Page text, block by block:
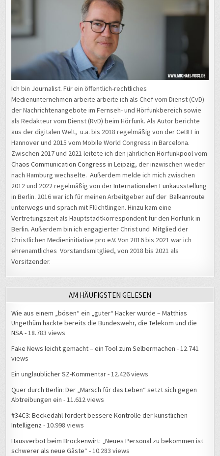
Ich bin Journalist. Für ein öffentlich-rechtliches
Medienunternehmen arbeite arbeite ich als Chef vom Dienst (CvD)
der Nachrichtenangebote im Fernseh- und Hörfunkbereich sowie
als Redakteur vom Dienst (RvD) beim Hörfunk. Als Autor berichte
aus der digitalen Welt, u.a. bis 2018 regelmäßig von der CeBIT in
Hannover und 2015 vom Mobile World Congress in Barcelona.
Zwischen 2017 und 2021 leitete ich den jährlichen Hörfunkpool vom
Chaos Communication Congress in Leipzig, der inzwischen wieder
nach Hamburg wechselte. Außerdem melde ich mich zwischen
2012 und 2022 regelmäßig von derInternationalen Funkausstellung
in Berlin. 2016 war ich für meinen Arbeitgeber auf derBalkanroute
unterwegs und sprach mit Flüchtlingen. Hinzu kam eine
Vertretungszeit als Hauptstadtkorrespondent für den Hörfunk in
Berlin. Außerdem bin ich engagierter Christ und Mitglied der
Christlichen Medieninitiative pro e.V. Von 2016 bis 2021 war ich
ehrenamtliches Vorstandsmitglied, von 2018 bis 2021 als
Vorsitzender.
AM HÄUFIGSTEN GELESEN
Wie aus einem „bösen“ ein „guter“ Hacker wurde – Matthias
Ungethüm hackte bereits die Bundeswehr, die Telekom und die
NSA- 18.783 views
Fake News leicht gemacht – ein Tool zum Selbermachen - 12.741
views
Ein unglaublicher SZ-Kommentar- 12.426 views
Quer durch Berlin: Der „Marsch für das Leben“ setzt sich gegen
Abtreibungen ein - 11.612 views
#34C3: Beckedahl fordert bessere Kontrolle der künstlichen
Intelligenz - 10.998 views
Hausverbot beim Brockenwirt: „Neues Personal zu bekommen ist
schwerer als neue Gäste“ - 10.283 views